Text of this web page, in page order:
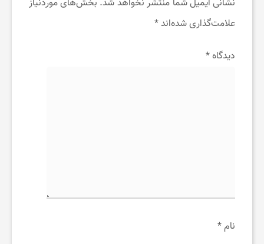
نشانی ایمیل شما منتشر نخواهد شد. بخش‌های موردنیاز
علامت‌گذاری شده‌اند*
دیدگاه*
نام*